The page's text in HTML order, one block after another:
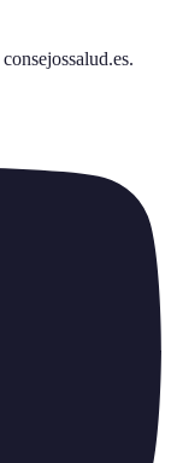
consejossalud.es.